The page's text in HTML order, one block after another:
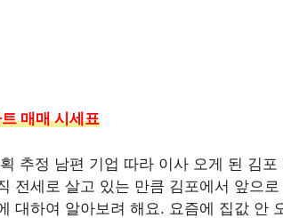
매매 시세표
추정 남편 기업 따라 이사 오게 된 김
전세로 살고 있는 만큼 김포에서 앞으
대하여 알아보려 해요. 요즘에 집값 안